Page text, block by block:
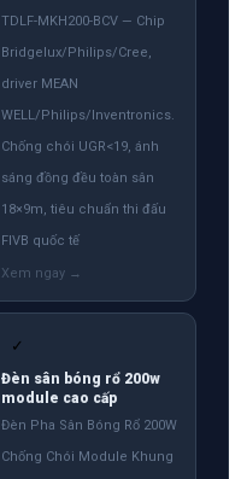
TDLF-MKH200-BCV — Chip
Bridgelux/Philips/Cree,
driver MEAN
WELL/Philips/Inventronics.
Chống chói UGR<19, ánh
sáng đồng đều toàn sân
18×9m, tiêu chuẩn thi đấu
FIVB quốc tế
✓
Đèn sân bóng rổ 200w
module cao cấp
Đèn Pha Sân Bóng Rổ 200W
Chống Chói Module Khung